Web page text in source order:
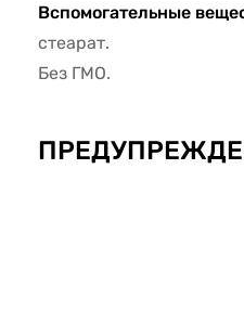
Вспомогательные
стеарат.
Без ГМО.